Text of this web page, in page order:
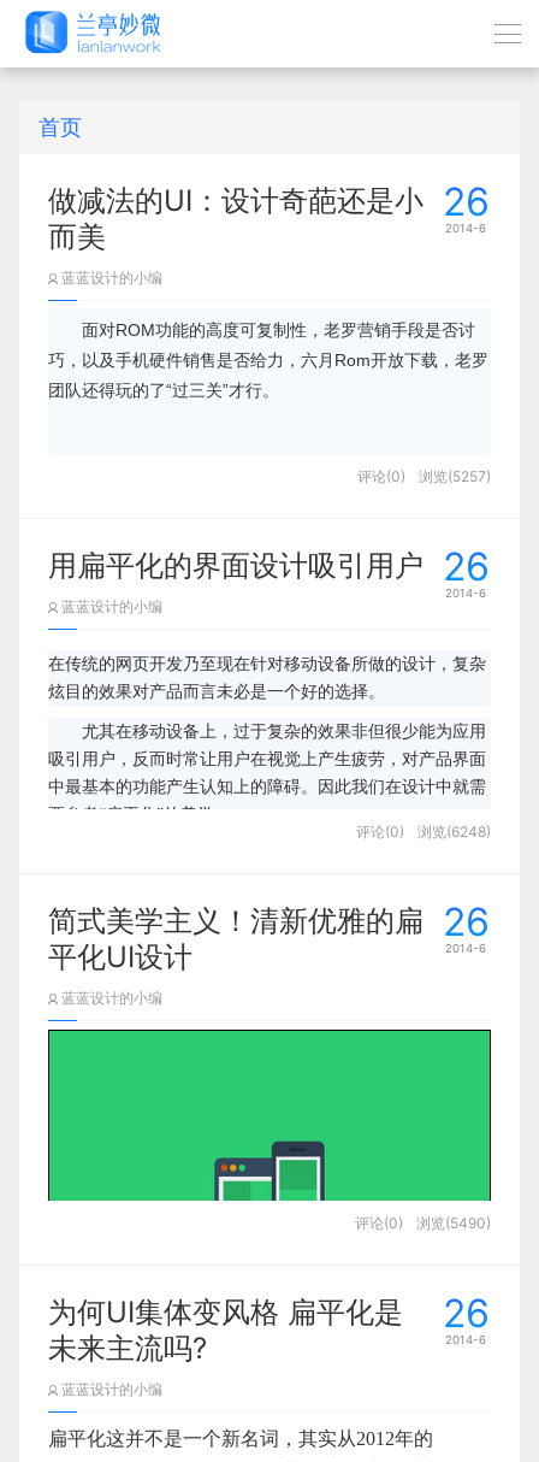
首页
26
2014-6
做减法的UI：设计奇葩还是小
而美
蓝蓝设计的小编
面对ROM功能的高度可复制性，老罗营销手段是否讨
巧，以及手机硬件销售是否给力，六月Rom开放下载，老罗
团队还得玩的了“过三关”才行。
评论(0) 浏览(5257)
26
2014-6
用扁平化的界面设计吸引用户
蓝蓝设计的小编
在传统的网页开发乃至现在针对移动设备所做的设计，复杂
炫目的效果对产品而言未必是一个好的选择。
尤其在移动设备上，过于复杂的效果非但很少能为应用
吸引用户，反而时常让用户在视觉上产生疲劳，对产品界面
中最基本的功能产生认知上的障碍。因此我们在设计中就需
要参考“扁平化”的美学。
评论(0)
浏览(6248)
26
2014-6
简式美学主义！清新优雅的扁
平化UI设计
蓝蓝设计的小编
评论(0) 浏览(5490)
26
2014-6
为何UI集体变风格 扁平化是
未来主流吗?
蓝蓝设计的小编
扁平化这并不是一个新名词，其实从2012年的